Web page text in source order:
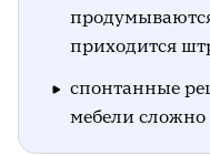
приходится
спонтанные
мебели